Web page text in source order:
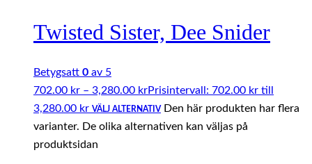
Twisted Sister, Dee Snider
Betygsatt 0 av 5
702.00 kr – 3,280.00 krPrisintervall: 702.00 kr till
3,280.00 kr VÄLJ ALTERNATIV Den här produkten har flera
varianter. De olika alternativen kan väljas på
produktsidan